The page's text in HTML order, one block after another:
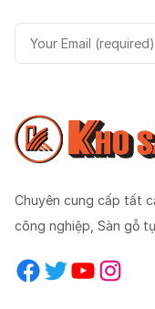
Chuyên cung cấp tất
công nghiệp, Sàn gỗ
Facebook Twitter YouTube Instagram